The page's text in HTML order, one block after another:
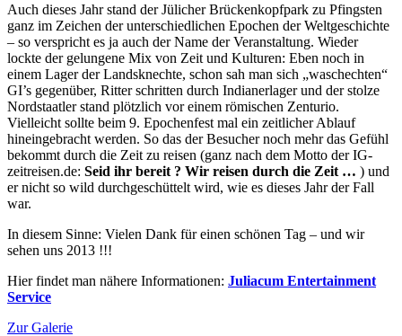
Auch dieses Jahr stand der Jülicher Brückenkopfpark zu Pfingsten
ganz im Zeichen der unterschiedlichen Epochen der Weltgeschichte
– so verspricht es ja auch der Name der Veranstaltung. Wieder
lockte der gelungene Mix von Zeit und Kulturen: Eben noch in
einem Lager der Landsknechte, schon sah man sich „waschechten“
GI’s gegenüber, Ritter schritten durch Indianerlager und der stolze
Nordstaatler stand plötzlich vor einem römischen Zenturio.
Vielleicht sollte beim 9. Epochenfest mal ein zeitlicher Ablauf
hineingebracht werden. So das der Besucher noch mehr das Gefühl
bekommt durch die Zeit zu reisen (ganz nach dem Motto der IG-
zeitreisen.de: Seid ihr bereit ? Wir reisen durch die Zeit … ) und
er nicht so wild durchgeschüttelt wird, wie es dieses Jahr der Fall
war.
In diesem Sinne: Vielen Dank für einen schönen Tag – und wir
sehen uns 2013 !!!
Hier findet man nähere Informationen: Juliacum Entertainment
Service
Zur Galerie